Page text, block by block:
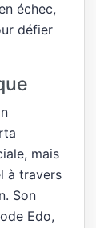
échec,
défier
mais
à travers
Son
Edo,